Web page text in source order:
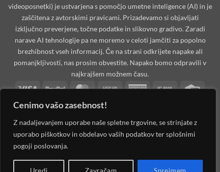
Cenimo vašo zasebnost!
Z nadaljevanjem uporabe naše spletne trgovine, se strinjate z
uporabo piškotkov in obdelavo vaših podatkov ter splošnimi
pogoji poslovanja.
Uredi Zavračam Sprejmem
videoposnetki) je ustvarjena s pomočjo umetne inteligence (AI) in je
zaščitena z avtorskimi pravicami. Prizadevamo si objavljati
izključno preverjene, točne podatke in slikovno gradivo. Zaradi
narave AI tehnologije pa ne moremo v celoti jamčiti za popolno
brezhibnost vseh informacij. Če na strani odkrijete napake ali
pomanjkljivosti, nas prosim obvestite. Napako bomo odpravili v
najkrajšem možnem času.
Visa
PayPal MasterCard
Cash
AmericanBank
Dinners DiscoverMaestro
Apple
Pay
Cash
on
Pickup
Credit
Card
Google
Pay
PayPal
2
Stripe
Invoice JCB Klarna Rechung Sage
MOJAoprema.si 2026 © Spletna Trgovina, Na žago 32, 8351 Straža,